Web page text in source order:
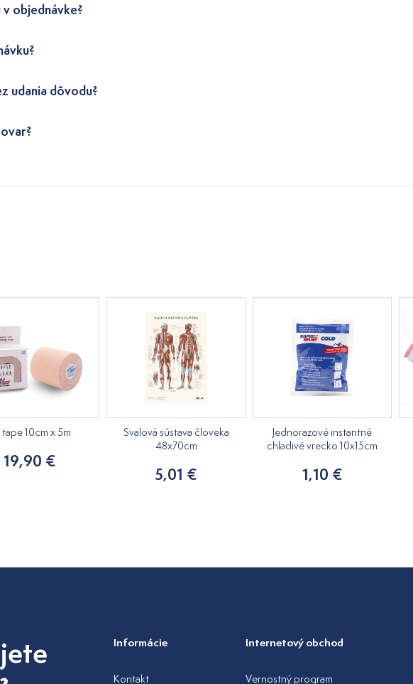
objednávke?
udania dôvodu?
tape 10cm x 5m
19,90 €
Svalová sústava človeka
48x70cm
5,01 €
Jednorazové instantné
chladivé vrecko 10x15cm
1,10 €
Informácie
Kontakt
Internetový obchod
Vernostný program